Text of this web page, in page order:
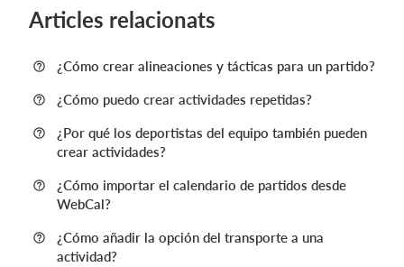
Articles relacionats
¿Cómo crear alineaciones y tácticas para un partido?
¿Cómo puedo crear actividades repetidas?
¿Por qué los deportistas del equipo también pueden
crear actividades?
¿Cómo importar el calendario de partidos desde
WebCal?
¿Cómo añadir la opción del transporte a una
actividad?